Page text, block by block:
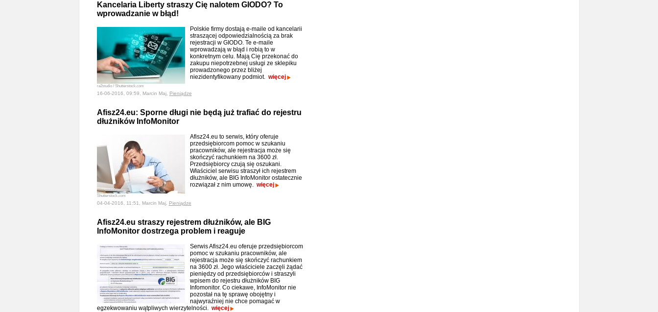
Kancelaria Liberty straszy Cię nalotem GIODO? To
wprowadzanie w błąd!
ra2studio / Shutterstock.com
Polskie firmy dostają e-maile od kancelarii
straszącej odpowiedzialnością za brak
rejestracji w GIODO. Te e-maile
wprowadzają w błąd i robią to w
konkretnym celu. Mają Cię przekonać do
zakupu niepotrzebnej usługi ze sklepiku
prowadzonego przez bliżej
niezidentyfikowany podmiot. więcej
16-06-2016, 09:59, Marcin Maj, Pieniądze
Afisz24.eu: Sporne długi nie będą już trafiać do rejestru
dłużników InfoMonitor
Shutterstock.com
Afisz24.eu to serwis, który oferuje
przedsiębiorcom pomoc w szukaniu
pracowników, ale rejestracja może się
skończyć rachunkiem na 3600 zł.
Przedsiębiorcy czują się oszukani.
Właściciel serwisu straszył ich rejestrem
dłużników, ale BIG InfoMonitor ostatecznie
rozwiązał z nim umowę. więcej
04-04-2016, 11:51, Marcin Maj, Pieniądze
Afisz24.eu straszy rejestrem dłużników, ale BIG
InfoMonitor dostrzega problem i reaguje
Serwis Afisz24.eu oferuje przedsiębiorcom
pomoc w szukaniu pracowników, ale
rejestracja może się skończyć rachunkiem
na 3600 zł. Jego właściciele zaczęli żądać
pieniędzy od przedsiębiorców i straszyli
wpisem do rejestru dłużników BIG
Infomonitor. Co ciekawe, InfoMonitor nie
pozostał na tę sprawę obojętny i
najwyraźniej nie chce pomagać w
egzekwowaniu wątpliwych wierzytelności. więcej